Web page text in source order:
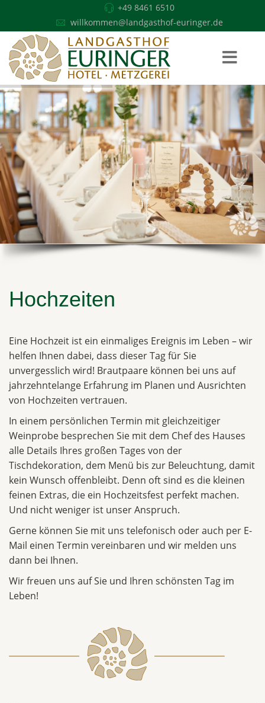
+49 8461 6510
willkommen@landgasthof-euringer.de
Hochzeiten
Eine Hochzeit ist ein einmaliges Ereignis im Leben – wir
helfen Ihnen dabei, dass dieser Tag für Sie
unvergesslich wird! Brautpaare können bei uns auf
jahrzehntelange Erfahrung im Planen und Ausrichten
von Hochzeiten vertrauen.
In einem persönlichen Termin mit gleichzeitiger
Weinprobe besprechen Sie mit dem Chef des Hauses
alle Details Ihres großen Tages von der
Tischdekoration, dem Menü bis zur Beleuchtung, damit
kein Wunsch offenbleibt. Denn oft sind es die kleinen
feinen Extras, die ein Hochzeitsfest perfekt machen.
Und nicht weniger ist unser Anspruch.
Gerne können Sie mit uns telefonisch oder auch per E-
Mail einen Termin vereinbaren und wir melden uns
dann bei Ihnen.
Wir freuen uns auf Sie und Ihren schönsten Tag im
Leben!